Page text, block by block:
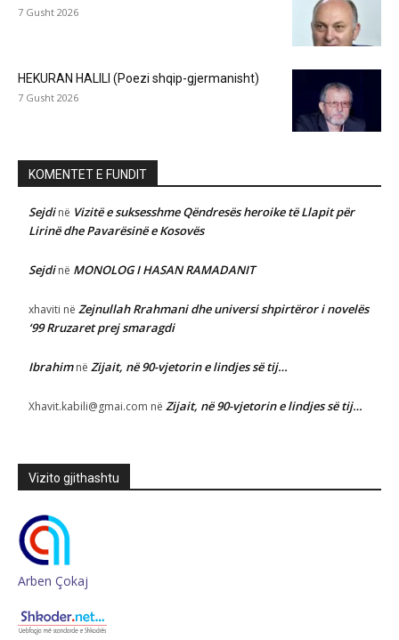
7 Gusht 2026
HEKURAN HALILI (Poezi shqip-gjermanisht)
7 Gusht 2026
KOMENTET E FUNDIT
Sejdinë Vizitë e suksesshme Qëndresës heroike të Llapit për
Lirinë dhe Pavarësinë e Kosovës
Sejdinë MONOLOG I HASAN RAMADANIT
xhaviti në Zejnullah Rrahmani dhe universi shpirtëror i novelës
‘99 Rruzaret prej smaragdi
Ibrahimnë Zijait, në 90-vjetorin e lindjes së tij…
Xhavit.kabili@gmai.com në Zijait, në 90-vjetorin e lindjes së tij…
Vizito gjithashtu
Arben Çokaj